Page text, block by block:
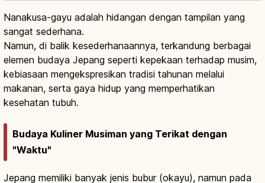
Nanakusa-gayu adalah hidangan dengan tampilan yang
sangat sederhana.
Namun, di balik kesederhanaannya, terkandung berbagai
elemen budaya Jepang seperti kepekaan terhadap musim,
kebiasaan mengekspresikan tradisi tahunan melalui
makanan, serta gaya hidup yang memperhatikan
kesehatan tubuh.
Budaya Kuliner Musiman yang Terikat dengan
"Waktu"
Jepang memiliki banyak jenis bubur (okayu), namun pada